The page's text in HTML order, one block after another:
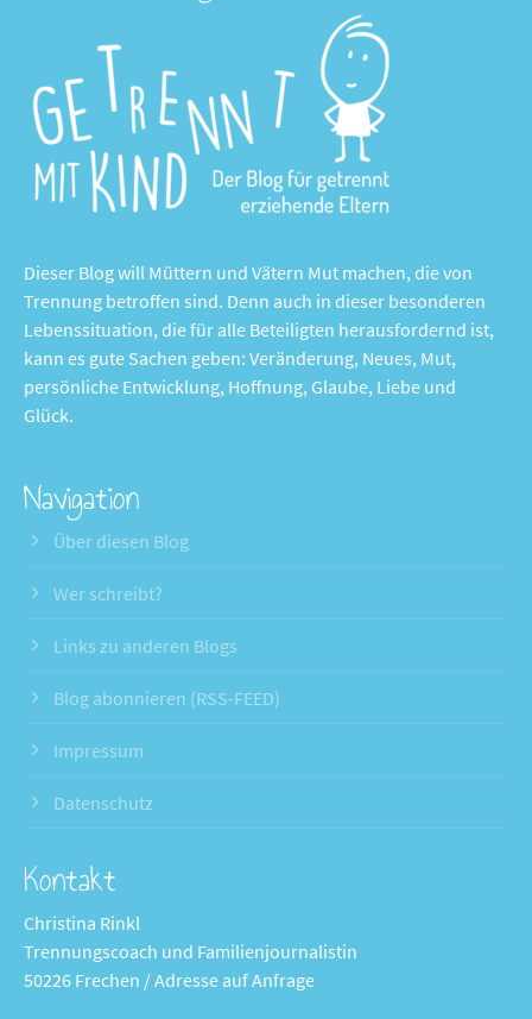
Dieser Blog will Müttern und Vätern Mut machen, die von
Trennung betroffen sind. Denn auch in dieser besonderen
Lebenssituation, die für alle Beteiligten herausfordernd ist,
kann es gute Sachen geben: Veränderung, Neues, Mut,
persönliche Entwicklung, Hoffnung, Glaube, Liebe und
Glück.
Navigation
Über diesen Blog
Wer schreibt?
Links zu anderen Blogs
Blog abonnieren (RSS-FEED)
Impressum
Datenschutz
Kontakt
Christina Rinkl
Trennungscoach und Familienjournalistin
50226 Frechen / Adresse auf Anfrage